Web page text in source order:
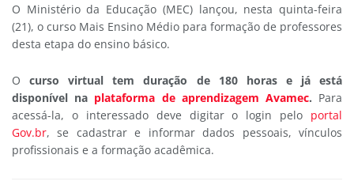
O Ministério da Educação (MEC) lançou, nesta quinta-feira
(21), o curso Mais Ensino Médio para formação de professores
desta etapa do ensino básico.
Ocurso virtual tem duração de 180 horas e já está
disponível na plataforma de aprendizagem Avamec. Para
acessá-la, o interessado deve digitar o login pelo portal
Gov.br, se cadastrar e informar dados pessoais, vínculos
profissionais e a formação acadêmica.